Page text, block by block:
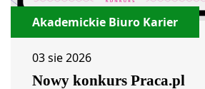
Akademickie Biuro Karier
03 sie 2026
Nowy konkurs Praca.pl